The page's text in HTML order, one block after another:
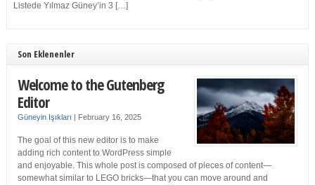
Listede Yılmaz Güney’in 3 […]
Son Eklenenler
Welcome to the Gutenberg
Editor
Güneyin Işıkları | February 16, 2025
The goal of this new editor is to make
adding rich content to WordPress simple
and enjoyable. This whole post is composed of pieces of content—
somewhat similar to LEGO bricks—that you can move around and